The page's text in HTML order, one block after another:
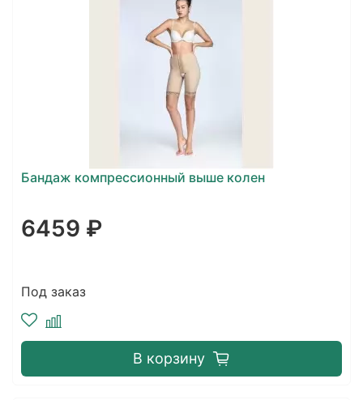
Бандаж компрессионный выше колен
6459 ₽
Под заказ
В корзину